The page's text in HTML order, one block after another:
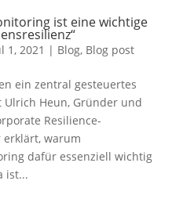
ist eine wichtige
1, 2021 | Blog, Blog post
ein zentral gesteuertes
Ulrich Heun, Gründer und
Resilience-
erklärt, warum
dafür essenziell wichtig
ist...